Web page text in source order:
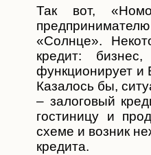
Так вот,
предпринимателю
«Солнце».
кредит:
функционирует и
Казалось бы,
– залоговый
гостиницу и
схеме и возник
кредита.